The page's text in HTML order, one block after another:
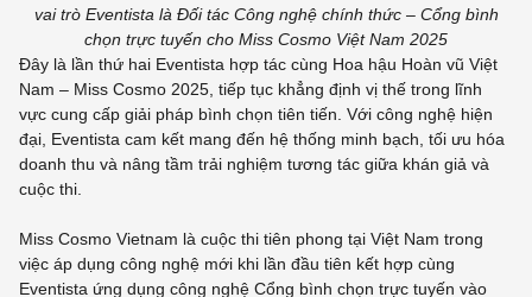
vai trò Eventista là Đối tác Công nghệ chính thức – Cổng bình
chọn trực tuyến cho Miss Cosmo Việt Nam 2025
Đây là lần thứ hai Eventista hợp tác cùng Hoa hậu Hoàn vũ Việt
Nam – Miss Cosmo 2025, tiếp tục khẳng định vị thế trong lĩnh
vực cung cấp giải pháp bình chọn tiên tiến. Với công nghệ hiện
đại, Eventista cam kết mang đến hệ thống minh bạch, tối ưu hóa
doanh thu và nâng tầm trải nghiệm tương tác giữa khán giả và
cuộc thi.
Miss Cosmo Vietnam là cuộc thi tiên phong tại Việt Nam trong
việc áp dụng công nghệ mới khi lần đầu tiên kết hợp cùng
Eventista ứng dụng công nghệ Cổng bình chọn trực tuyến vào